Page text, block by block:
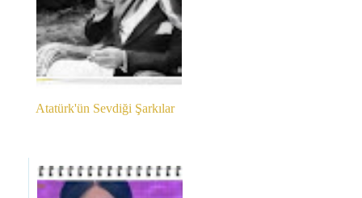
Atatürk'ün Sevdiği Şarkılar